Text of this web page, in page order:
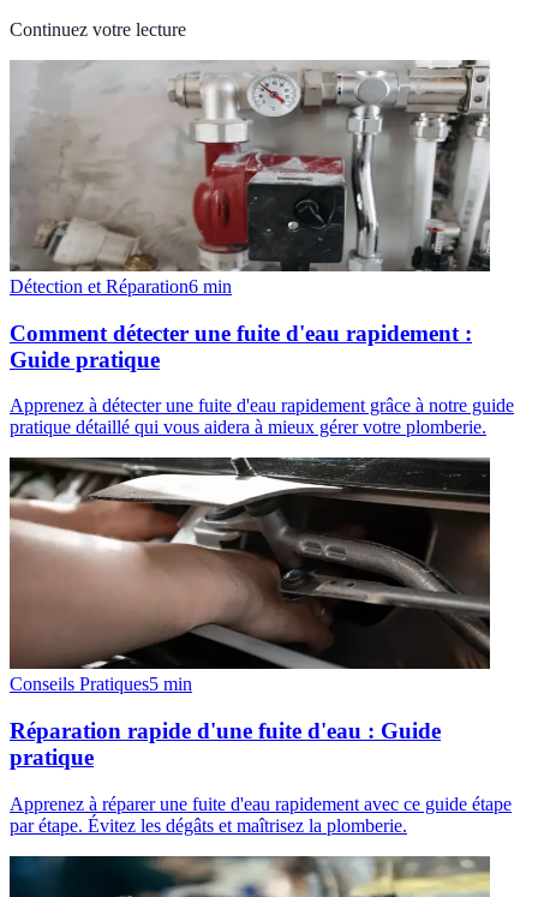
Continuez votre lecture
Détection et Réparation6 min
Comment détecter une fuite d'eau rapidement :
Guide pratique
Apprenez à détecter une fuite d'eau rapidement grâce à notre guide
pratique détaillé qui vous aidera à mieux gérer votre plomberie.
Conseils Pratiques5 min
Réparation rapide d'une fuite d'eau : Guide
pratique
Apprenez à réparer une fuite d'eau rapidement avec ce guide étape
par étape. Évitez les dégâts et maîtrisez la plomberie.